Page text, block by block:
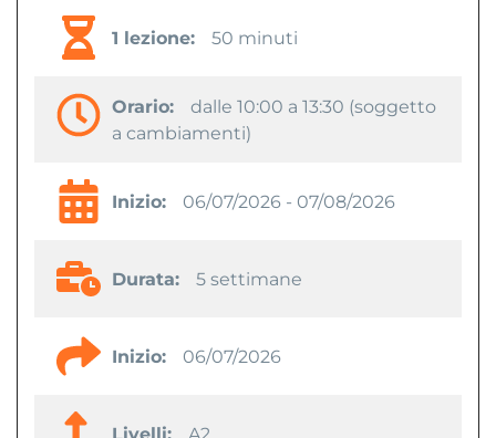
1 lezione: 50 minuti
Orario:
dalle 10:00 a 13:30 (soggetto
a cambiamenti)
Inizio: 06/07/2026 - 07/08/2026
Durata: 5 settimane
Inizio: 06/07/2026